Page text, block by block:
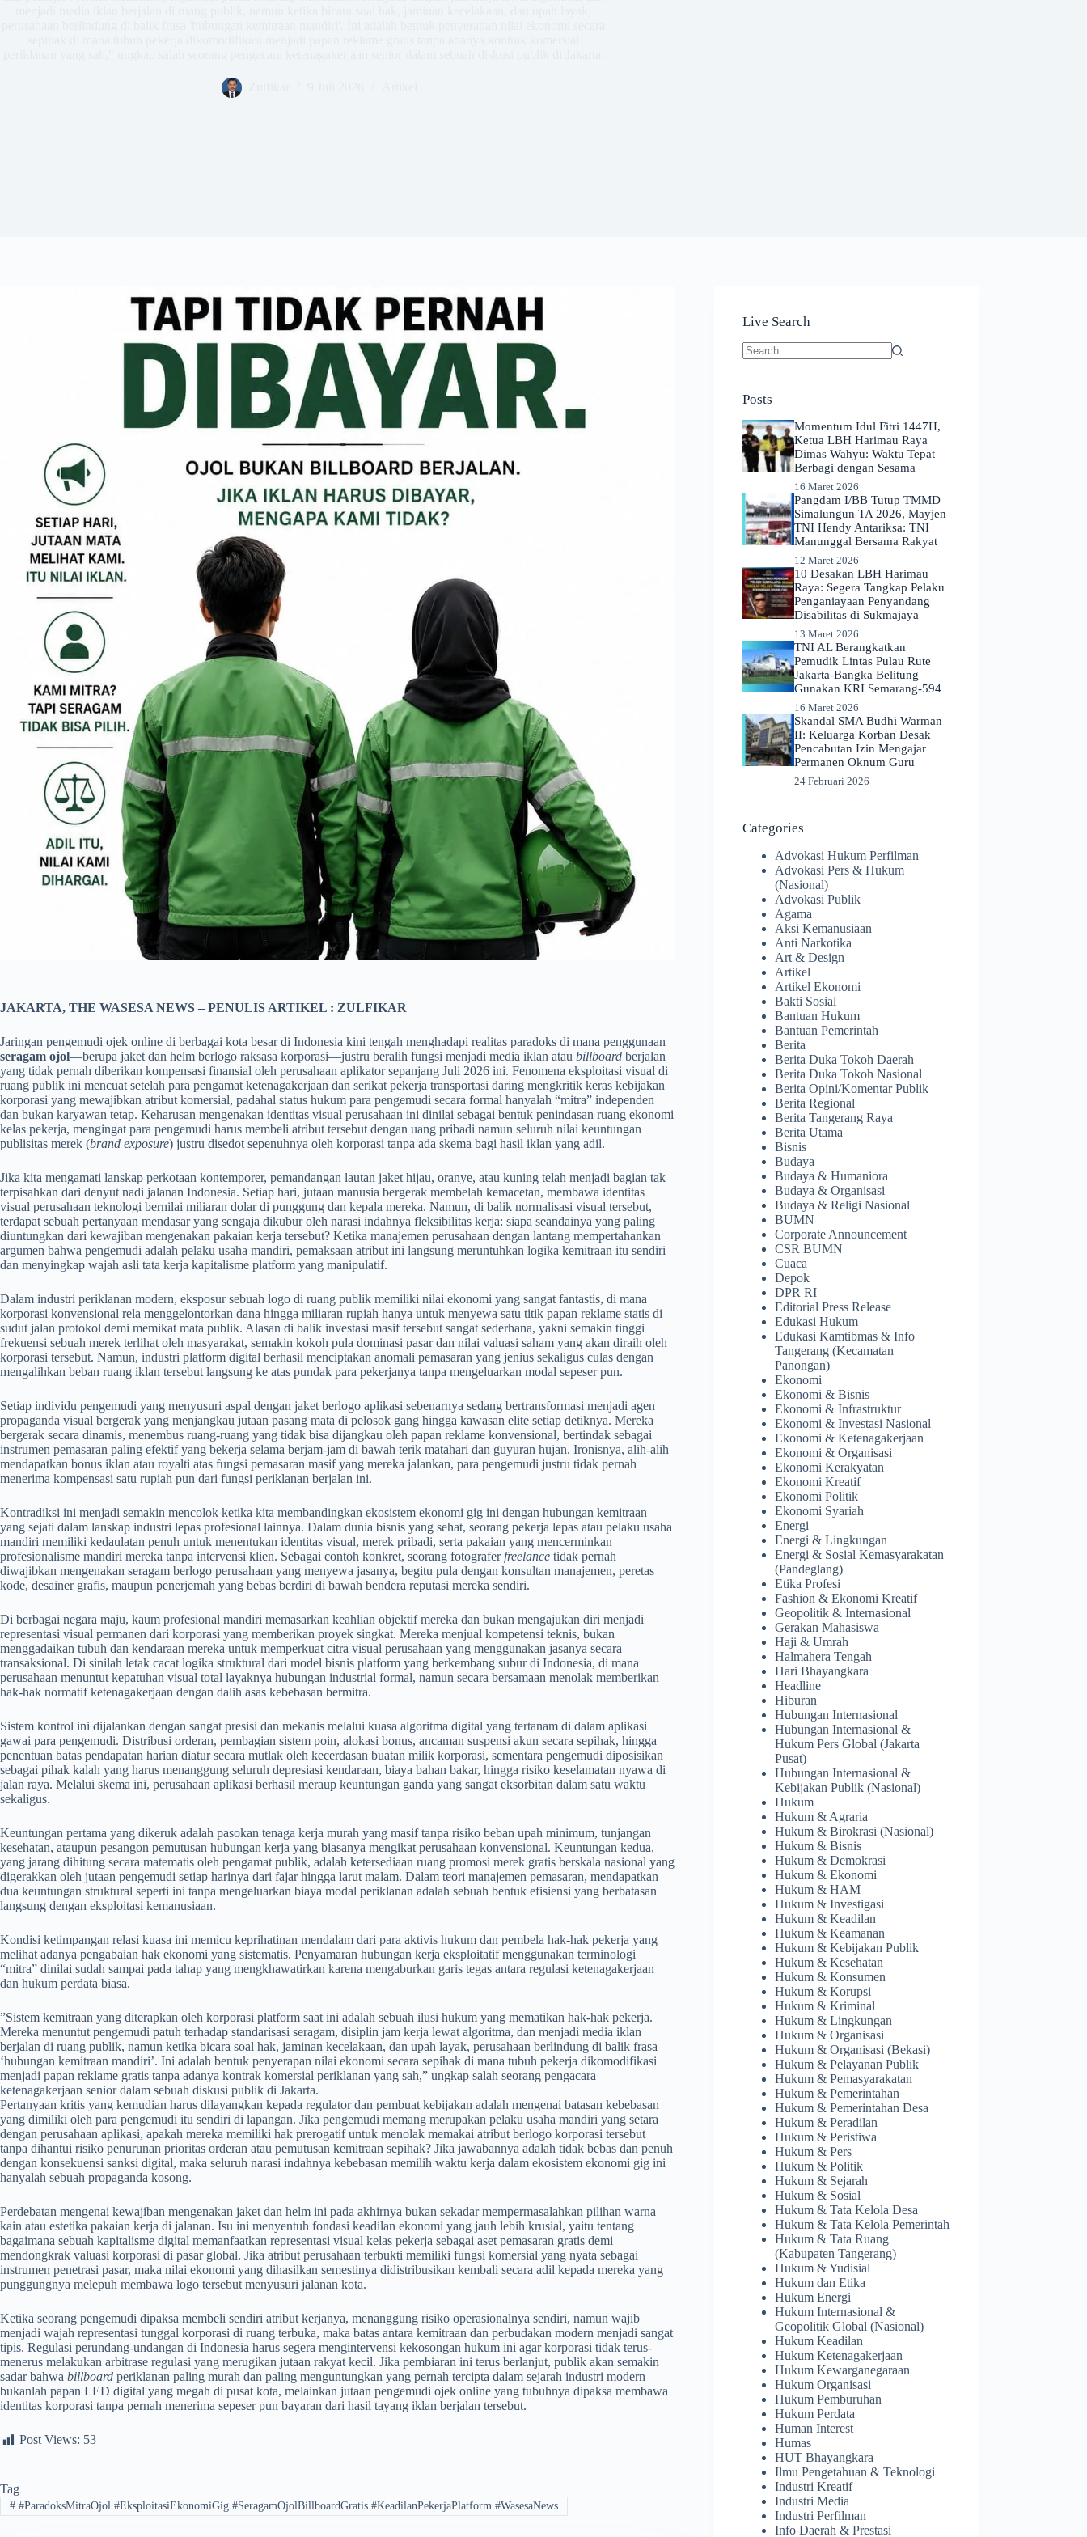
JAKARTA, THE WASESA NEWS – PENULIS ARTIKEL : ZULFIKAR
Jaringan pengemudi ojek online di berbagai kota besar di Indonesia kini tengah menghadapi realitas paradoks di mana penggunaan
seragam ojol—berupa jaket dan helm berlogo raksasa korporasi—justru beralih fungsi menjadi media iklan atau billboard berjalan
yang tidak pernah diberikan kompensasi finansial oleh perusahaan aplikator sepanjang Juli 2026 ini. Fenomena eksploitasi visual di
ruang publik ini mencuat setelah para pengamat ketenagakerjaan dan serikat pekerja transportasi daring mengkritik keras kebijakan
korporasi yang mewajibkan atribut komersial, padahal status hukum para pengemudi secara formal hanyalah “mitra” independen
dan bukan karyawan tetap. Keharusan mengenakan identitas visual perusahaan ini dinilai sebagai bentuk penindasan ruang ekonomi
kelas pekerja, mengingat para pengemudi harus membeli atribut tersebut dengan uang pribadi namun seluruh nilai keuntungan
publisitas merek (brand exposure) justru disedot sepenuhnya oleh korporasi tanpa ada skema bagi hasil iklan yang adil.
​Jika kita mengamati lanskap perkotaan kontemporer, pemandangan lautan jaket hijau, oranye, atau kuning telah menjadi bagian tak
terpisahkan dari denyut nadi jalanan Indonesia. Setiap hari, jutaan manusia bergerak membelah kemacetan, membawa identitas
visual perusahaan teknologi bernilai miliaran dolar di punggung dan kepala mereka. Namun, di balik normalisasi visual tersebut,
terdapat sebuah pertanyaan mendasar yang sengaja dikubur oleh narasi indahnya fleksibilitas kerja: siapa seandainya yang paling
diuntungkan dari kewajiban mengenakan pakaian kerja tersebut? Ketika manajemen perusahaan dengan lantang mempertahankan
argumen bahwa pengemudi adalah pelaku usaha mandiri, pemaksaan atribut ini langsung meruntuhkan logika kemitraan itu sendiri
dan menyingkap wajah asli tata kerja kapitalisme platform yang manipulatif.
​Dalam industri periklanan modern, eksposur sebuah logo di ruang publik memiliki nilai ekonomi yang sangat fantastis, di mana
korporasi konvensional rela menggelontorkan dana hingga miliaran rupiah hanya untuk menyewa satu titik papan reklame statis di
sudut jalan protokol demi memikat mata publik. Alasan di balik investasi masif tersebut sangat sederhana, yakni semakin tinggi
frekuensi sebuah merek terlihat oleh masyarakat, semakin kokoh pula dominasi pasar dan nilai valuasi saham yang akan diraih oleh
korporasi tersebut. Namun, industri platform digital berhasil menciptakan anomali pemasaran yang jenius sekaligus culas dengan
mengalihkan beban ruang iklan tersebut langsung ke atas pundak para pekerjanya tanpa mengeluarkan modal sepeser pun.
​Setiap individu pengemudi yang menyusuri aspal dengan jaket berlogo aplikasi sebenarnya sedang bertransformasi menjadi agen
propaganda visual bergerak yang menjangkau jutaan pasang mata di pelosok gang hingga kawasan elite setiap detiknya. Mereka
bergerak secara dinamis, menembus ruang-ruang yang tidak bisa dijangkau oleh papan reklame konvensional, bertindak sebagai
instrumen pemasaran paling efektif yang bekerja selama berjam-jam di bawah terik matahari dan guyuran hujan. Ironisnya, alih-alih
mendapatkan bonus iklan atau royalti atas fungsi pemasaran masif yang mereka jalankan, para pengemudi justru tidak pernah
menerima kompensasi satu rupiah pun dari fungsi periklanan berjalan ini.
​Kontradiksi ini menjadi semakin mencolok ketika kita membandingkan ekosistem ekonomi gig ini dengan hubungan kemitraan
yang sejati dalam lanskap industri lepas profesional lainnya. Dalam dunia bisnis yang sehat, seorang pekerja lepas atau pelaku usaha
mandiri memiliki kedaulatan penuh untuk menentukan identitas visual, merek pribadi, serta pakaian yang mencerminkan
profesionalisme mandiri mereka tanpa intervensi klien. Sebagai contoh konkret, seorang fotograferfreelance tidak pernah
diwajibkan mengenakan seragam berlogo perusahaan yang menyewa jasanya, begitu pula dengan konsultan manajemen, peretas
kode, desainer grafis, maupun penerjemah yang bebas berdiri di bawah bendera reputasi mereka sendiri.
​Di berbagai negara maju, kaum profesional mandiri memasarkan keahlian objektif mereka dan bukan mengajukan diri menjadi
representasi visual permanen dari korporasi yang memberikan proyek singkat. Mereka menjual kompetensi teknis, bukan
menggadaikan tubuh dan kendaraan mereka untuk memperkuat citra visual perusahaan yang menggunakan jasanya secara
transaksional. Di sinilah letak cacat logika struktural dari model bisnis platform yang berkembang subur di Indonesia, di mana
perusahaan menuntut kepatuhan visual total layaknya hubungan industrial formal, namun secara bersamaan menolak memberikan
hak-hak normatif ketenagakerjaan dengan dalih asas kebebasan bermitra.
​Sistem kontrol ini dijalankan dengan sangat presisi dan mekanis melalui kuasa algoritma digital yang tertanam di dalam aplikasi
gawai para pengemudi. Distribusi orderan, pembagian sistem poin, alokasi bonus, ancaman suspensi akun secara sepihak, hingga
penentuan batas pendapatan harian diatur secara mutlak oleh kecerdasan buatan milik korporasi, sementara pengemudi diposisikan
sebagai pihak kalah yang harus menanggung seluruh depresiasi kendaraan, biaya bahan bakar, hingga risiko keselamatan nyawa di
jalan raya. Melalui skema ini, perusahaan aplikasi berhasil meraup keuntungan ganda yang sangat eksorbitan dalam satu waktu
sekaligus.
​Keuntungan pertama yang dikeruk adalah pasokan tenaga kerja murah yang masif tanpa risiko beban upah minimum, tunjangan
kesehatan, ataupun pesangon pemutusan hubungan kerja yang biasanya mengikat perusahaan konvensional. Keuntungan kedua,
yang jarang dihitung secara matematis oleh pengamat publik, adalah ketersediaan ruang promosi merek gratis berskala nasional yang
digerakkan oleh jutaan pengemudi setiap harinya dari fajar hingga larut malam. Dalam teori manajemen pemasaran, mendapatkan
dua keuntungan struktural seperti ini tanpa mengeluarkan biaya modal periklanan adalah sebuah bentuk efisiensi yang berbatasan
langsung dengan eksploitasi kemanusiaan.
​Kondisi ketimpangan relasi kuasa ini memicu keprihatinan mendalam dari para aktivis hukum dan pembela hak-hak pekerja yang
melihat adanya pengabaian hak ekonomi yang sistematis. Penyamaran hubungan kerja eksploitatif menggunakan terminologi
“mitra” dinilai sudah sampai pada tahap yang mengkhawatirkan karena mengaburkan garis tegas antara regulasi ketenagakerjaan
dan hukum perdata biasa.
​”Sistem kemitraan yang diterapkan oleh korporasi platform saat ini adalah sebuah ilusi hukum yang mematikan hak-hak pekerja.
Mereka menuntut pengemudi patuh terhadap standarisasi seragam, disiplin jam kerja lewat algoritma, dan menjadi media iklan
berjalan di ruang publik, namun ketika bicara soal hak, jaminan kecelakaan, dan upah layak, perusahaan berlindung di balik frasa
‘hubungan kemitraan mandiri’. Ini adalah bentuk penyerapan nilai ekonomi secara sepihak di mana tubuh pekerja dikomodifikasi
menjadi papan reklame gratis tanpa adanya kontrak komersial periklanan yang sah,” ungkap salah seorang pengacara
ketenagakerjaan senior dalam sebuah diskusi publik di Jakarta.
Pertanyaan kritis yang kemudian harus dilayangkan kepada regulator dan pembuat kebijakan adalah mengenai batasan kebebasan
yang dimiliki oleh para pengemudi itu sendiri di lapangan. Jika pengemudi memang merupakan pelaku usaha mandiri yang setara
dengan perusahaan aplikasi, apakah mereka memiliki hak prerogatif untuk menolak memakai atribut berlogo korporasi tersebut
tanpa dihantui risiko penurunan prioritas orderan atau pemutusan kemitraan sepihak? Jika jawabannya adalah tidak bebas dan penuh
dengan konsekuensi sanksi digital, maka seluruh narasi indahnya kebebasan memilih waktu kerja dalam ekosistem ekonomi gig ini
hanyalah sebuah propaganda kosong.
​Perdebatan mengenai kewajiban mengenakan jaket dan helm ini pada akhirnya bukan sekadar mempermasalahkan pilihan warna
kain atau estetika pakaian kerja di jalanan. Isu ini menyentuh fondasi keadilan ekonomi yang jauh lebih krusial, yaitu tentang
bagaimana sebuah kapitalisme digital memanfaatkan representasi visual kelas pekerja sebagai aset pemasaran gratis demi
mendongkrak valuasi korporasi di pasar global. Jika atribut perusahaan terbukti memiliki fungsi komersial yang nyata sebagai
instrumen penetrasi pasar, maka nilai ekonomi yang dihasilkan semestinya didistribusikan kembali secara adil kepada mereka yang
punggungnya melepuh membawa logo tersebut menyusuri jalanan kota.
​Ketika seorang pengemudi dipaksa membeli sendiri atribut kerjanya, menanggung risiko operasionalnya sendiri, namun wajib
menjadi wajah representasi tunggal korporasi di ruang terbuka, maka batas antara kemitraan dan perbudakan modern menjadi sangat
tipis. Regulasi perundang-undangan di Indonesia harus segera mengintervensi kekosongan hukum ini agar korporasi tidak terus-
menerus melakukan arbitrase regulasi yang merugikan jutaan rakyat kecil. Jika pembiaran ini terus berlanjut, publik akan semakin
sadar bahwa billboard periklanan paling murah dan paling menguntungkan yang pernah tercipta dalam sejarah industri modern
bukanlah papan LED digital yang megah di pusat kota, melainkan jutaan pengemudi ojek online yang tubuhnya dipaksa membawa
identitas korporasi tanpa pernah menerima sepeser pun bayaran dari hasil tayang iklan berjalan tersebut.
Post Views: 53
Tag
##ParadoksMitraOjol #EksploitasiEkonomiGig #SeragamOjolBillboardGratis #KeadilanPekerjaPlatform #WasesaNews
Live Search
Posts
Momentum Idul Fitri 1447H,
Ketua LBH Harimau Raya
Dimas Wahyu: Waktu Tepat
Berbagi dengan Sesama
16 Maret 2026
Pangdam I/BB Tutup TMMD
Simalungun TA 2026, Mayjen
TNI Hendy Antariksa: TNI
Manunggal Bersama Rakyat
12 Maret 2026
​10 Desakan LBH Harimau
Raya: Segera Tangkap Pelaku
Penganiayaan Penyandang
Disabilitas di Sukmajaya
13 Maret 2026
TNI AL Berangkatkan
Pemudik Lintas Pulau Rute
Jakarta-Bangka Belitung
Gunakan KRI Semarang-594
16 Maret 2026
Skandal SMA Budhi Warman
II: Keluarga Korban Desak
Pencabutan Izin Mengajar
Permanen Oknum Guru
24 Februari 2026
Categories
Advokasi Hukum Perfilman
Advokasi Pers & Hukum
(Nasional)
Advokasi Publik
Agama
Aksi Kemanusiaan
Anti Narkotika
Art & Design
Artikel
Artikel Ekonomi
Bakti Sosial
Bantuan Hukum
Bantuan Pemerintah
Berita
Berita Duka Tokoh Daerah
Berita Duka Tokoh Nasional
Berita Opini/Komentar Publik
Berita Regional
Berita Tangerang Raya
Berita Utama
Bisnis
Budaya
Budaya & Humaniora
Budaya & Organisasi
Budaya & Religi Nasional
BUMN
Corporate Announcement
CSR BUMN
Cuaca
Depok
DPR RI
Editorial Press Release
Edukasi Hukum
Edukasi Kamtibmas & Info
Tangerang (Kecamatan
Panongan)
Ekonomi
Ekonomi & Bisnis
Ekonomi & Infrastruktur
Ekonomi & Investasi Nasional
Ekonomi & Ketenagakerjaan
Ekonomi & Organisasi
Ekonomi Kerakyatan
Ekonomi Kreatif
Ekonomi Politik
Ekonomi Syariah
Energi
Energi & Lingkungan
Energi & Sosial Kemasyarakatan
(Pandeglang)
Etika Profesi
Fashion & Ekonomi Kreatif
Geopolitik & Internasional
Gerakan Mahasiswa
Haji & Umrah
Halmahera Tengah
Hari Bhayangkara
Headline
Hiburan
Hubungan Internasional
Hubungan Internasional &
Hukum Pers Global (Jakarta
Pusat)
Hubungan Internasional &
Kebijakan Publik (Nasional)
Hukum
Hukum & Agraria
Hukum & Birokrasi (Nasional)
Hukum & Bisnis
Hukum & Demokrasi
Hukum & Ekonomi
Hukum & HAM
Hukum & Investigasi
Hukum & Keadilan
Hukum & Keamanan
Hukum & Kebijakan Publik
Hukum & Kesehatan
Hukum & Konsumen
Hukum & Korupsi
Hukum & Kriminal
Hukum & Lingkungan
Hukum & Organisasi
Hukum & Organisasi (Bekasi)
Hukum & Pelayanan Publik
Hukum & Pemasyarakatan
Hukum & Pemerintahan
Hukum & Pemerintahan Desa
Hukum & Peradilan
Hukum & Peristiwa
Hukum & Pers
Hukum & Politik
Hukum & Sejarah
Hukum & Sosial
Hukum & Tata Kelola Desa
Hukum & Tata Kelola Pemerintah
Hukum & Tata Ruang
(Kabupaten Tangerang)
Hukum & Yudisial
Hukum dan Etika
Hukum Energi
Hukum Internasional &
Geopolitik Global (Nasional)
Hukum Keadilan
Hukum Ketenagakerjaan
Hukum Kewarganegaraan
Hukum Organisasi
Hukum Pemburuhan
Hukum Perdata
Human Interest
Humas
HUT Bhayangkara
Ilmu Pengetahuan & Teknologi
Industri Kreatif
Industri Media
Industri Perfilman
Info Daerah & Prestasi